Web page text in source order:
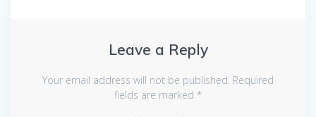
Leave a Reply
Your email address will not be published. Required
fields are marked *